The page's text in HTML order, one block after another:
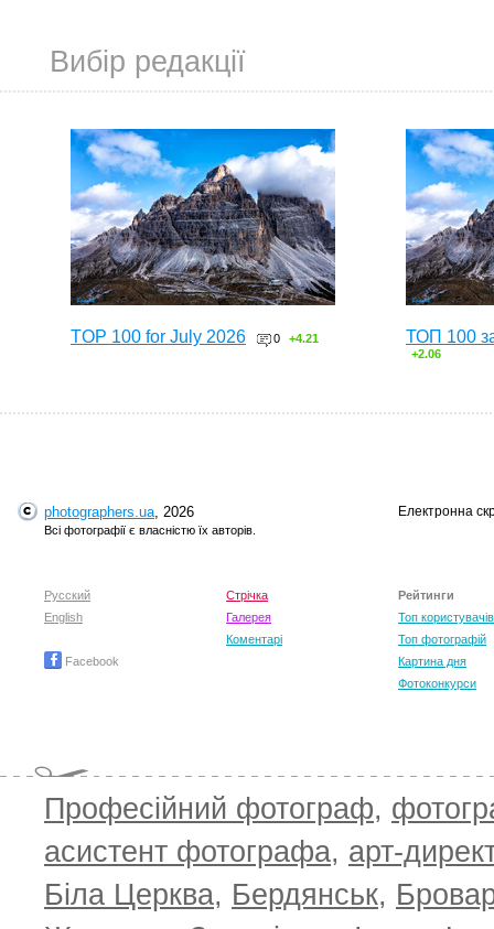
Вибір редакції
TOP 100 for July 2026 0 +4.21 ТОП 100
+2.06
TOP 100 for May 2026 0 +6.59 ТОП 100
+4.30
photographers.ua, 2026
Всі фотографії є власністю їх авторів.
Електронна
Русский
English
Facebook
Стрічка
Галерея
Коментарі
Рейтинги
Топ користувачів
Топ фотографій
Картина дня
Фотоконкурси
Професійний фотограф,
асистент фотографа, арт-
Біла Церква, Бердянськ,